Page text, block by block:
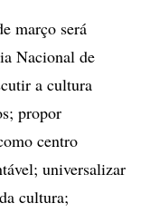
março será
Nacional de
a cultura
propor
centro
universalizar
cultura;